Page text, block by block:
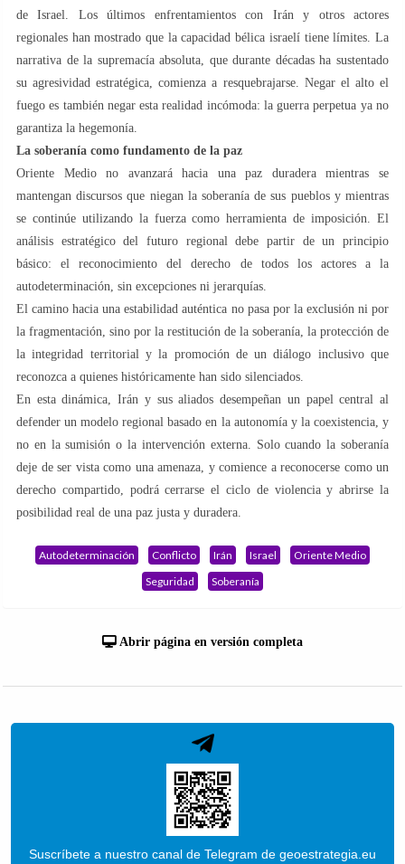
de Israel. Los últimos enfrentamientos con Irán y otros actores
regionales han mostrado que la capacidad bélica israelí tiene límites. La
narrativa de la supremacía absoluta, que durante décadas ha sustentado
su agresividad estratégica, comienza a resquebrajarse. Negar el alto el
fuego es también negar esta realidad incómoda: la guerra perpetua ya no
garantiza la hegemonía.
La soberanía como fundamento de la paz
Oriente Medio no avanzará hacia una paz duradera mientras se
mantengan discursos que niegan la soberanía de sus pueblos y mientras
se continúe utilizando la fuerza como herramienta de imposición. El
análisis estratégico del futuro regional debe partir de un principio
básico: el reconocimiento del derecho de todos los actores a la
autodeterminación, sin excepciones ni jerarquías.
El camino hacia una estabilidad auténtica no pasa por la exclusión ni por
la fragmentación, sino por la restitución de la soberanía, la protección de
la integridad territorial y la promoción de un diálogo inclusivo que
reconozca a quienes históricamente han sido silenciados.
En esta dinámica, Irán y sus aliados desempeñan un papel central al
defender un modelo regional basado en la autonomía y la coexistencia, y
no en la sumisión o la intervención externa. Solo cuando la soberanía
deje de ser vista como una amenaza, y comience a reconocerse como un
derecho compartido, podrá cerrarse el ciclo de violencia y abrirse la
posibilidad real de una paz justa y duradera.
Autodeterminación Conflicto Irán Israel
Oriente Medio
Seguridad
Soberanía
Abrir página en versión completa
Suscríbete a nuestro canal de Telegram de geoestrategia.eu